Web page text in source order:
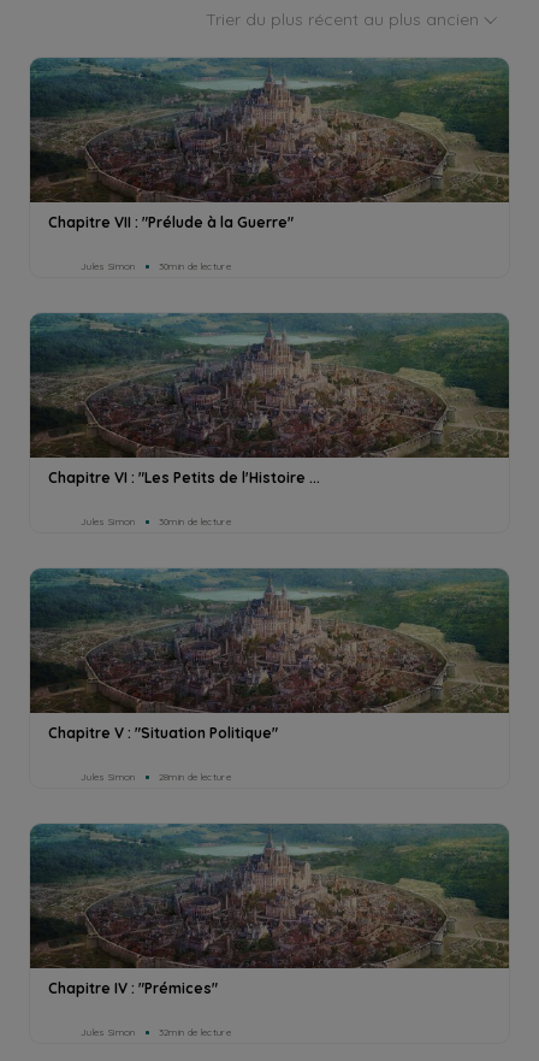
Trier du plus récent au plus ancien
Chapitre VII : "Prélude à la Guerre"
Jules Simon 30min de lecture
Chapitre VI : "Les Petits de l'Histoire ...
Jules Simon 30min de lecture
Chapitre V : "Situation Politique"
Jules Simon 28min de lecture
Chapitre IV : "Prémices"
Jules Simon 32min de lecture